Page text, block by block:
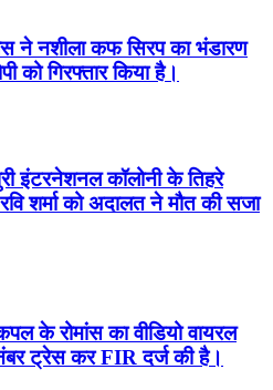
ने नशीला कफ सिरप का भंडारण
को गिरफ्तार किया है।
इंटरनेशनल कॉलोनी के तिहरे
शर्मा को अदालत ने मौत की सजा
के रोमांस का वीडियो वायरल
ट्रेस कर FIR दर्ज की है।